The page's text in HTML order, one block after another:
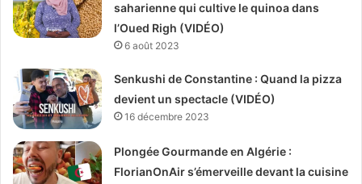
saharienne qui cultive le quinoa dans
l’Oued Righ (VIDÉO)
6 août 2023
Senkushi de Constantine : Quand la pizza
devient un spectacle (VIDÉO)
16 décembre 2023
Plongée Gourmande en Algérie :
FlorianOnAir s’émerveille devant la cuisine